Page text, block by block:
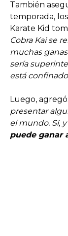
También
temporada,
Karate Kid
Cobra Kai se
muchas
sería
está confinado
Luego,
presentar
el mundo. Sí, y
puede ganar